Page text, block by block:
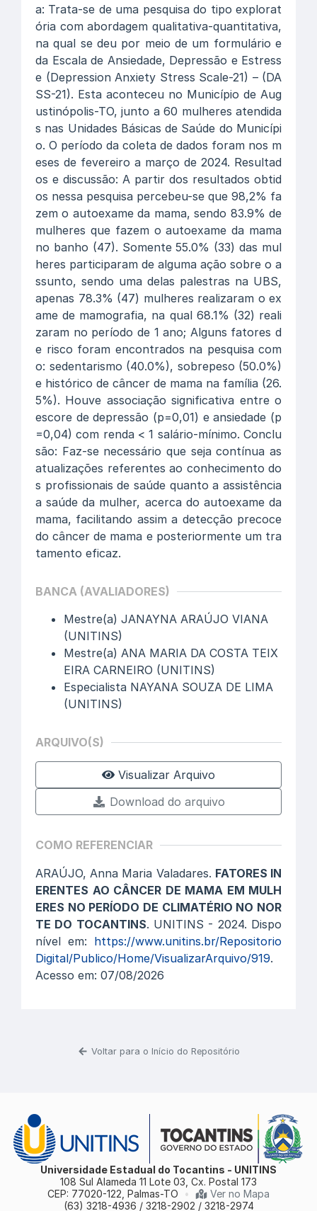
a: Trata-se de uma pesquisa do tipo explorat
ória com abordagem qualitativa-quantitativa,
na qual se deu por meio de um formulário e
da Escala de Ansiedade, Depressão e Estress
e (Depression Anxiety Stress Scale-21) – (DA
SS-21). Esta aconteceu no Município de Aug
ustinópolis-TO, junto a 60 mulheres atendida
s nas Unidades Básicas de Saúde do Municípi
o. O período da coleta de dados foram nos m
eses de fevereiro a março de 2024. Resultad
os e discussão: A partir dos resultados obtid
os nessa pesquisa percebeu-se que 98,2% fa
zem o autoexame da mama, sendo 83.9% de
mulheres que fazem o autoexame da mama
no banho (47). Somente 55.0% (33) das mul
heres participaram de alguma ação sobre o a
ssunto, sendo uma delas palestras na UBS,
apenas 78.3% (47) mulheres realizaram o ex
ame de mamografia, na qual 68.1% (32) reali
zaram no período de 1 ano; Alguns fatores d
e risco foram encontrados na pesquisa com
o: sedentarismo (40.0%), sobrepeso (50.0%)
e histórico de câncer de mama na família (26.
5%). Houve associação significativa entre o
escore de depressão (p=0,01) e ansiedade (p
=0,04) com renda < 1 salário-mínimo. Conclu
são: Faz-se necessário que seja contínua as
atualizações referentes ao conhecimento do
s profissionais de saúde quanto a assistência
a saúde da mulher, acerca do autoexame da
mama, facilitando assim a detecção precoce
do câncer de mama e posteriormente um tra
tamento eficaz.
BANCA (AVALIADORES)
Mestre(a) JANAYNA ARAÚJO VIANA
(UNITINS)
Mestre(a) ANA MARIA DA COSTA TEIX
EIRA CARNEIRO (UNITINS)
Especialista NAYANA SOUZA DE LIMA
(UNITINS)
ARQUIVO(S)
Visualizar Arquivo
Download do arquivo
COMO REFERENCIAR
ARAÚJO, Anna Maria Valadares. FATORES IN
ERENTES AO CÂNCER DE MAMA EM MULH
ERES NO PERÍODO DE CLIMATÉRIO NO NOR
TE DO TOCANTINS. UNITINS - 2024. Dispo
nível em: https://www.unitins.br/Repositorio
Digital/Publico/Home/VisualizarArquivo/919.
Acesso em: 07/08/2026
Voltar para o Início do Repositório
Universidade Estadual do Tocantins - UNITINS
108 Sul Alameda 11 Lote 03, Cx. Postal 173
CEP: 77020-122, Palmas-TO
•
Ver no Mapa
(63) 3218-4936 / 3218-2902 / 3218-2974